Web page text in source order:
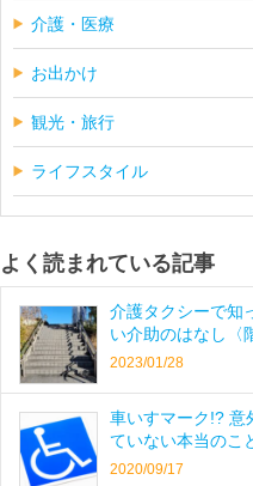
介護・医療
お出かけ
観光・旅行
ライフスタイル
よく読まれている記事
介護タクシーで知
い介助のはなし〈
2023/01/28
車いすマーク!? 意
ていない本当のこ
2020/09/17